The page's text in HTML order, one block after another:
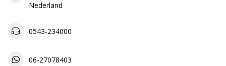
Nederland
0543-234000
06-27078403